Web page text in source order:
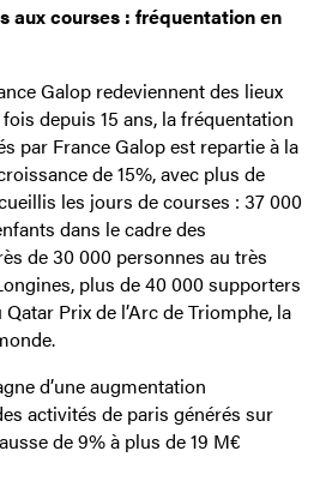
aux courses : fréquentation en
Galop redeviennent des lieux
depuis 15 ans, la fréquentation
par France Galop est repartie à la
de 15%, avec plus de
les jours de courses : 37 000
dans le cadre des
de 30 000 personnes au très
plus de 40 000 supporters
Prix de l’Arc de Triomphe, la
d’une augmentation
activités de paris générés sur
de 9% à plus de 19 M€